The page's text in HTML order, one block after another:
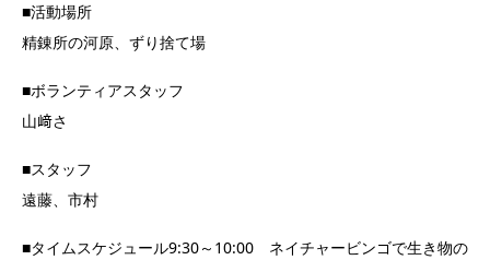
■活動場所
精錬所の河原、ずり捨て場
■ボランティアスタッフ
山﨑さ
■スタッフ
遠藤、市村
■タイムスケジュール9:30～10:00 ネイチャービンゴで生き物の